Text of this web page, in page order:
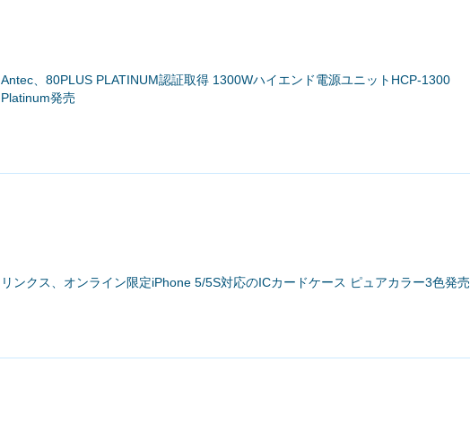
Antec、80PLUS PLATINUM認証取得 1300Wハイエンド電源ユニットHCP-1300
Platinum発売
リンクス、オンライン限定iPhone 5/5S対応のICカードケース ピュアカラー3色発売